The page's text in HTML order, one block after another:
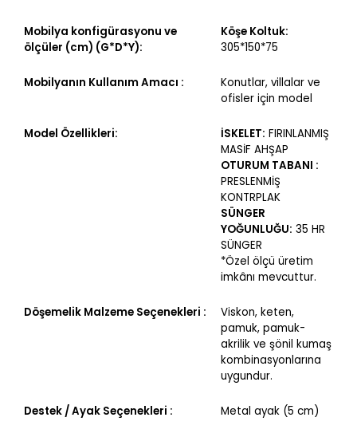
Mobilya konfigürasyonu ve
ölçüler (cm) (G*D*Y):
Köşe Koltuk:
305*150*75
Mobilyanın Kullanım Amacı :
Konutlar, villalar ve
ofisler için model
Model Özellikleri: İSKELET: FIRINLANMIŞ
MASİF AHŞAP
OTURUM TABANI :
PRESLENMİŞ
KONTRPLAK
SÜNGER
YOĞUNLUĞU: 35 HR
SÜNGER
*Özel ölçü üretim
imkânı mevcuttur.
Döşemelik Malzeme Seçenekleri :
Viskon, keten,
pamuk, pamuk-
akrilik ve şönil kumaş
kombinasyonlarına
uygundur.
Destek / Ayak Seçenekleri : Metal ayak (5 cm)